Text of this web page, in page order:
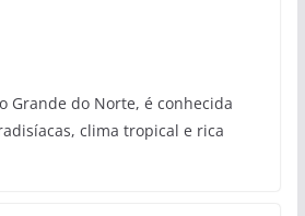
Grande do Norte, é conhecida
clima tropical e rica